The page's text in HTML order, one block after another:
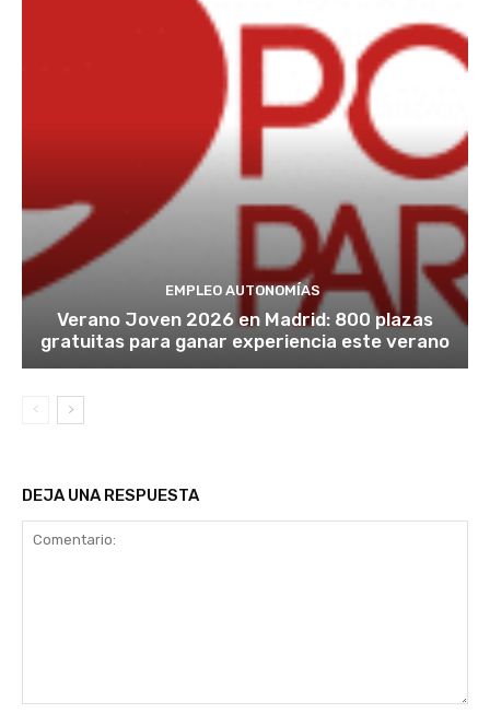
EMPLEO AUTONOMÍAS
Verano Joven 2026 en Madrid: 800 plazas
gratuitas para ganar experiencia este verano
DEJA UNA RESPUESTA